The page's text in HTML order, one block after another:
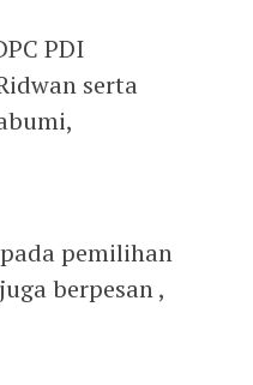
PDI
serta
pemilihan
berpesan ,